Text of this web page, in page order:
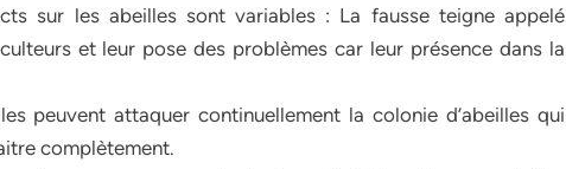
sur les abeilles sont variables : La fausse teigne appelé
et leur pose des problèmes car leur présence dans la
peuvent attaquer continuellement la colonie d’abeilles qui
complètement.